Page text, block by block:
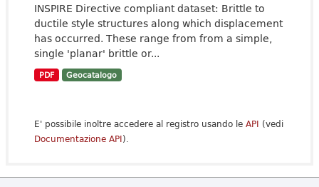
INSPIRE Directive compliant dataset: Brittle to
ductile style structures along which displacement
has occurred. These range from from a simple,
single 'planar' brittle or...
PDF Geocatalogo
E' possibile inoltre accedere al registro usando le API (vedi
Documentazione API).